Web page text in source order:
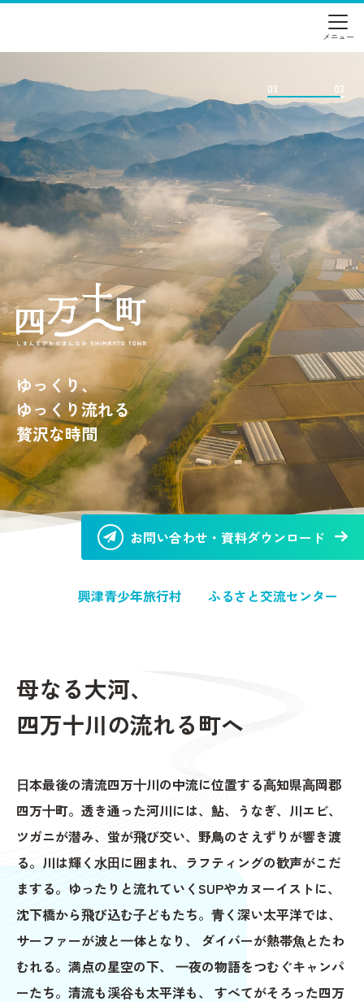
01 03
ゆっくり、
ゆっくり流れる
贅沢な時間
お問い合わせ・資料ダウンロード
興津青少年旅行村 ふるさと交流センター
母なる大河、
四万十川の流れる町へ
⽇本最後の清流四万⼗川の中流に位置する⾼知県⾼岡郡
四万⼗町。 透き通った河川には、鮎、うなぎ、川エビ、
ツガニが潜み、 蛍が⾶び交い、野⿃のさえずりが響き渡
る。 川は輝く⽔⽥に囲まれ、ラフティングの歓声がこだ
まする。 ゆったりと流れていくSUPやカヌーイストに、
沈下橋から⾶び込む⼦どもたち。 ⻘く深い太平洋では、
サーファーが波と⼀体となり、 ダイバーが熱帯⿂とたわ
むれる。 満点の星空の下、 ⼀夜の物語をつむぐキャンパ
ーたち。 清流も渓⾕も太平洋も、 すべてがそろった四万